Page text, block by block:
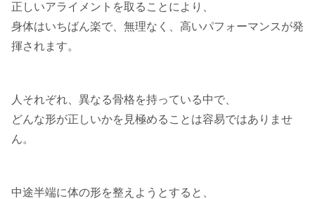
正しいアライメントを取ることにより、
身体はいちばん楽で、無理なく、高いパフォーマンスが発
揮されます。
人それぞれ、異なる骨格を持っている中で、
どんな形が正しいかを見極めることは容易ではありませ
ん。
中途半端に体の形を整えようとすると、